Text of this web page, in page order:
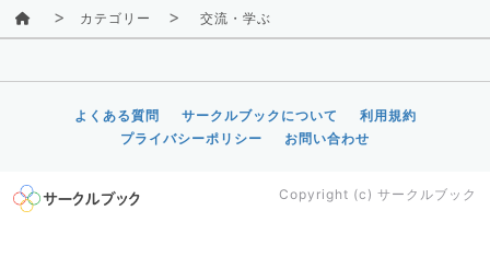
カテゴリー 交流・学ぶ
よくある質問 サークルブックについて
利用規約
プライバシーポリシー
お問い合わせ
Copyright (c) サークルブック